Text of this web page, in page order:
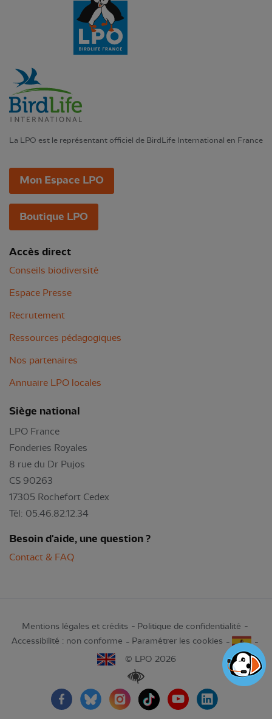
La LPO est le représentant officiel de BirdLife International en France
Mon Espace LPO
Boutique LPO
Accès direct
Conseils biodiversité
Espace Presse
Recrutement
Ressources pédagogiques
Nos partenaires
Annuaire LPO locales
Siège national
LPO France
Fonderies Royales
8 rue du Dr Pujos
CS 90263
17305 Rochefort Cedex
Tél: 05.46.82.12.34
Besoin d'aide, une question ?
Contact & FAQ
Mentions légales et crédits
Politique de confidentialité
Accessibilité : non conforme
Paramétrer les cookies
© LPO 2026
Renforcer les contrastes